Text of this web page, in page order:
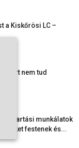
a Kiskőrösi LC –
Ezért nem tud
munkálatok
jeleket festenek és...